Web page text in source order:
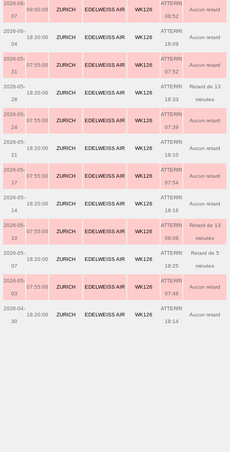
2026-06-
07
09:00:00 ZURICH EDELWEISS AIR WK126
ATTERRI
08:52
Aucun retard
2026-06-
04
18:20:00 ZURICH EDELWEISS AIR WK126
ATTERRI
18:09
Aucun retard
2026-05-
31
07:55:00 ZURICH EDELWEISS AIR WK126
ATTERRI
07:52
Aucun retard
2026-05-
28
18:20:00 ZURICH EDELWEISS AIR WK126
ATTERRI
18:33
Retard de 13
minutes
2026-05-
24
07:55:00 ZURICH EDELWEISS AIR WK126
ATTERRI
07:39
Aucun retard
2026-05-
21
18:20:00 ZURICH EDELWEISS AIR WK126
ATTERRI
18:10
Aucun retard
2026-05-
17
07:55:00 ZURICH EDELWEISS AIR WK126
ATTERRI
07:54
Aucun retard
2026-05-
14
18:20:00 ZURICH EDELWEISS AIR WK126
ATTERRI
18:16
Aucun retard
2026-05-
10
07:55:00 ZURICH EDELWEISS AIR WK126
ATTERRI
08:08
Retard de 13
minutes
2026-05-
07
18:20:00 ZURICH EDELWEISS AIR WK126
ATTERRI
18:25
Retard de 5
minutes
2026-05-
03
07:55:00 ZURICH EDELWEISS AIR WK126
ATTERRI
07:46
Aucun retard
2026-04-
30
18:20:00 ZURICH EDELWEISS AIR WK126
ATTERRI
18:14
Aucun retard